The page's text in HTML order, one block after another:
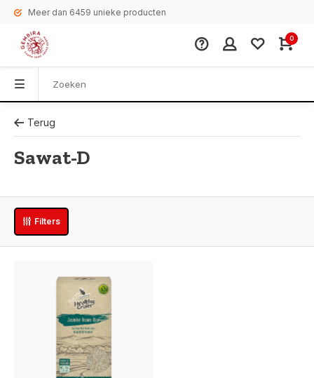
Meer dan 6459 unieke producten
0
Terug
Sawat-D
Filters